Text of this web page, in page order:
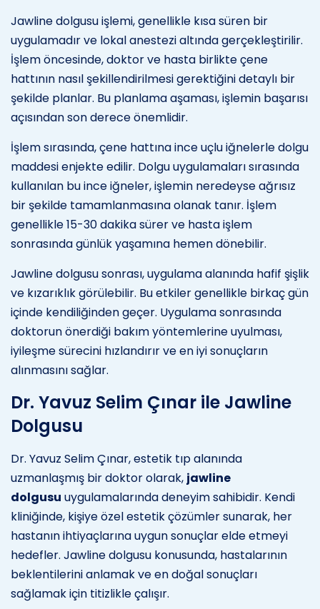
Jawline dolgusu işlemi, genellikle kısa süren bir
uygulamadır ve lokal anestezi altında gerçekleştirilir.
İşlem öncesinde, doktor ve hasta birlikte çene
hattının nasıl şekillendirilmesi gerektiğini detaylı bir
şekilde planlar. Bu planlama aşaması, işlemin başarısı
açısından son derece önemlidir.
İşlem sırasında, çene hattına ince uçlu iğnelerle dolgu
maddesi enjekte edilir. Dolgu uygulamaları sırasında
kullanılan bu ince iğneler, işlemin neredeyse ağrısız
bir şekilde tamamlanmasına olanak tanır. İşlem
genellikle 15-30 dakika sürer ve hasta işlem
sonrasında günlük yaşamına hemen dönebilir.
Jawline dolgusu sonrası, uygulama alanında hafif şişlik
ve kızarıklık görülebilir. Bu etkiler genellikle birkaç gün
içinde kendiliğinden geçer. Uygulama sonrasında
doktorun önerdiği bakım yöntemlerine uyulması,
iyileşme sürecini hızlandırır ve en iyi sonuçların
alınmasını sağlar.
Dr. Yavuz Selim Çınar ile Jawline
Dolgusu
Dr. Yavuz Selim Çınar, estetik tıp alanında
uzmanlaşmış bir doktor olarak, jawline
dolgusu uygulamalarında deneyim sahibidir. Kendi
kliniğinde, kişiye özel estetik çözümler sunarak, her
hastanın ihtiyaçlarına uygun sonuçlar elde etmeyi
hedefler. Jawline dolgusu konusunda, hastalarının
beklentilerini anlamak ve en doğal sonuçları
sağlamak için titizlikle çalışır.